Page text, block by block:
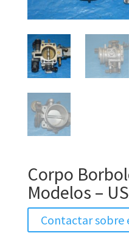
Corpo
Modelos –
Contactar sobre